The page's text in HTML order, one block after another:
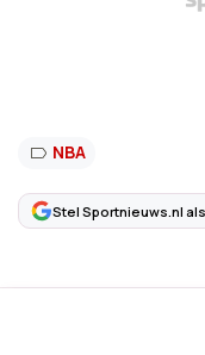
NBA
Stel Sportnieuws.nl